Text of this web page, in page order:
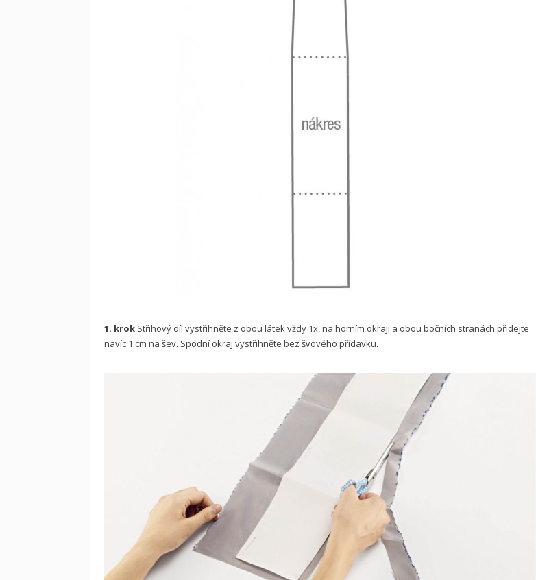
1. krok Střihový díl vystřihněte z obou látek vždy 1x, na horním okraji a obou bočních stranách přidejte
navíc 1 cm na šev. Spodní okraj vystřihněte bez švového přídavku.